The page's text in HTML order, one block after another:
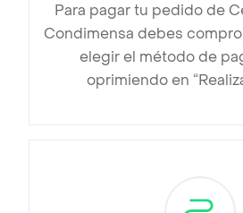
Para pagar tu pedido de
Condimensa debes
elegir el método de
oprimiendo en